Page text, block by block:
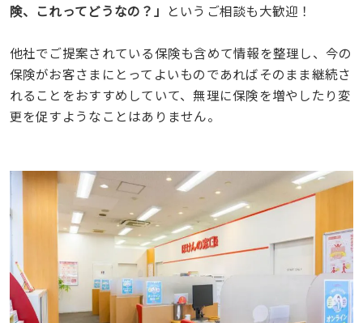
険、これってどうなの？」 というご相談も大歓迎！
他社でご提案されている保険も含めて情報を整理し、今の
保険がお客さまにとってよいものであればそのまま継続さ
れることをおすすめしていて、無理に保険を増やしたり変
更を促すようなことはありません。